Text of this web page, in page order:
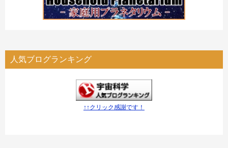
人気ブログランキング
↑↑クリック感謝です！